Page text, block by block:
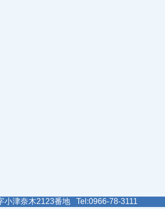
津奈木2123番地 Tel:0966-78-3111